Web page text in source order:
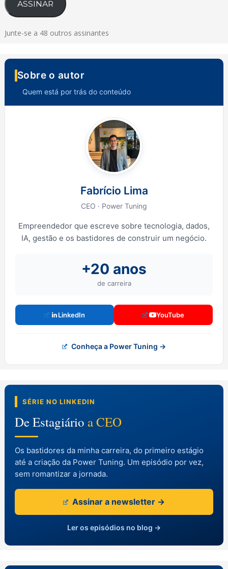
ASSINAR
Junte-se a 48 outros assinantes
Sobre o autor
Quem está por trás do conteúdo
Fabrício Lima
CEO · Power Tuning
Empreendedor que escreve sobre tecnologia, dados,
IA, gestão e os bastidores de construir um negócio.
+20 anos
de carreira
LinkedIn YouTube
Conheça a Power Tuning →
SÉRIE NO LINKEDIN
De Estagiário a CEO
Os bastidores da minha carreira, do primeiro estágio
até a criação da Power Tuning. Um episódio por vez,
sem romantizar a jornada.
Assinar a newsletter →
Ler os episódios no blog →